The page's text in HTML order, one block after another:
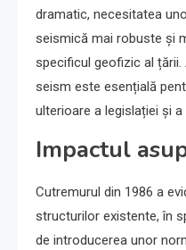
dramatic, necesitatea
seismică mai robuste și
specificul geofizic al
seism este esențială
ulterioare a legislației și
Impactul
Cutremurul din 1986 a
structurilor existente, în
de introducerea unor